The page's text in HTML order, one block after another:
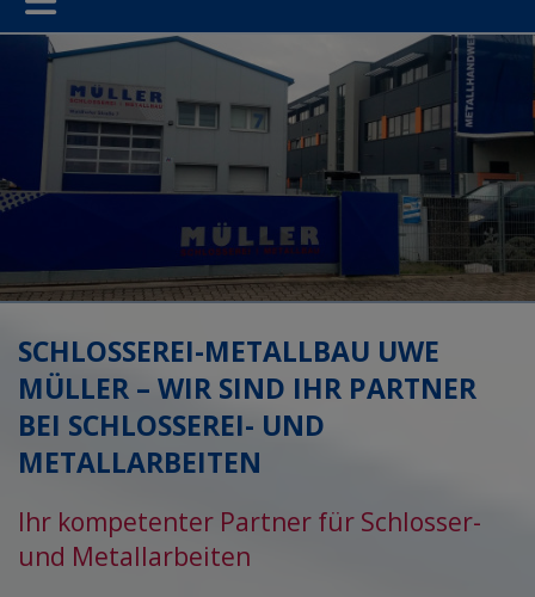
SCHLOSSEREI-METALLBAU UWE
MÜLLER – WIR SIND IHR PARTNER
BEI SCHLOSSEREI- UND
METALLARBEITEN
Ihr kompetenter Partner für Schlosser-
und Metallarbeiten